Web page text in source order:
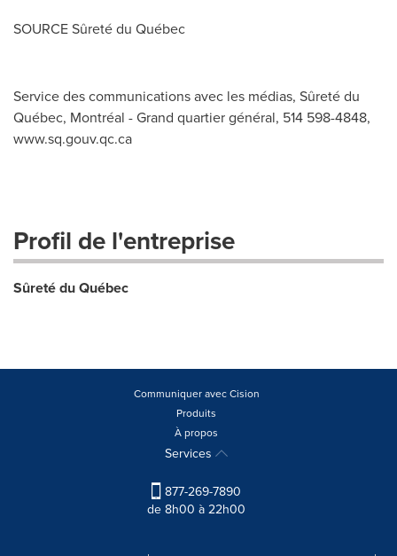
SOURCE Sûreté du Québec
Service des communications avec les médias, Sûreté du
Québec, Montréal - Grand quartier général, 514 598-4848,
www.sq.gouv.qc.ca
Profil de l'entreprise
Sûreté du Québec
Communiquer avec Cision
Produits
À propos
Services
877-269-7890
de 8h00 à 22h00